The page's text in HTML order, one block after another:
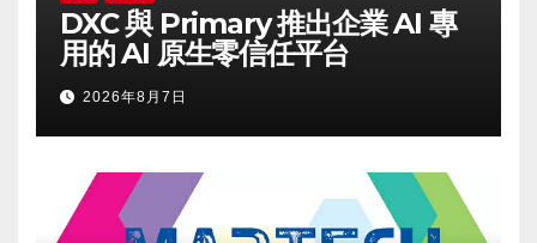
DXC 與 Primary 推出企業 AI 專
用的 AI 原生零信任平台
2026年8月7日